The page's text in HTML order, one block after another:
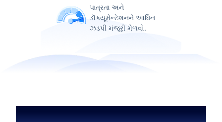
પાત્રતા અને
ડૉક્યૂમેન્ટેશનને આધિન
ઝડપી મંજૂરી મેળવો.
અમદાવાદમાં હોમ લોનનો વ્યાજ દર